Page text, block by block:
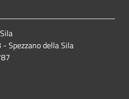
Spezzano della Sila